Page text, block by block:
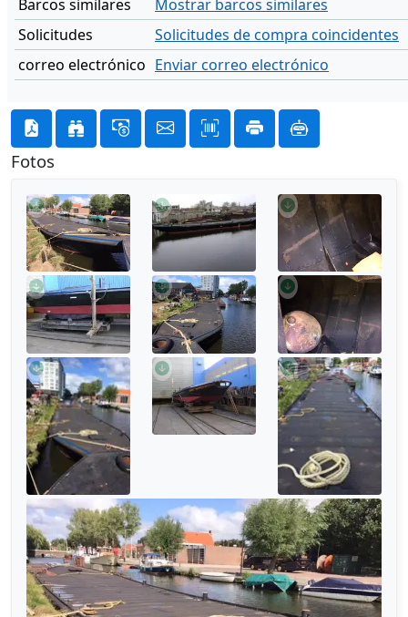
Barcos similares
Mostrar barcos similares
Solicitudes
Solicitudes de compra coincidentes
correo electrónico Enviar correo electrónico
Fotos